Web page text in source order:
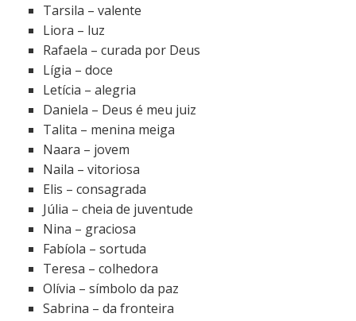
Tarsila – valente
Liora – luz
Rafaela – curada por Deus
Lígia – doce
Letícia – alegria
Daniela – Deus é meu juiz
Talita – menina meiga
Naara – jovem
Naila – vitoriosa
Elis – consagrada
Júlia – cheia de juventude
Nina – graciosa
Fabíola – sortuda
Teresa – colhedora
Olívia – símbolo da paz
Sabrina – da fronteira